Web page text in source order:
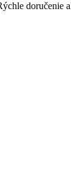
doručenie